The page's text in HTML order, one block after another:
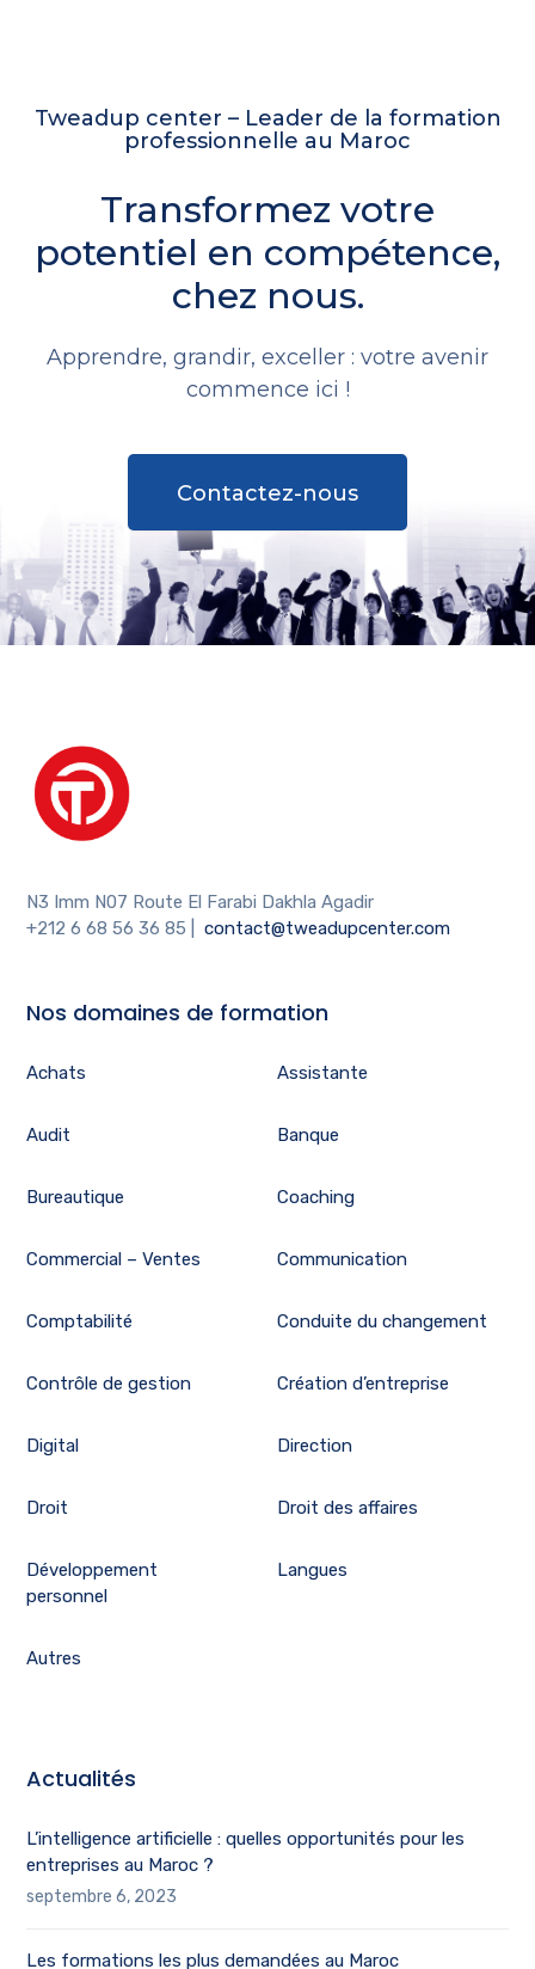
Tweadup center – Leader de la formation
professionnelle au Maroc
Transformez votre
potentiel en compétence,
chez nous.
Apprendre, grandir, exceller : votre avenir
commence ici !
Contactez-nous
N3 Imm N07 Route El Farabi Dakhla Agadir
+212 6 68 56 36 85
|contact@tweadupcenter.com
Nos domaines de formation
Achats Assistante
Audit Banque
Bureautique Coaching
Commercial – Ventes Communication
Comptabilité Conduite du changement
Contrôle de gestion Création d’entreprise
Digital Direction
Droit Droit des affaires
Développement
personnel
Langues
Autres
Actualités
L’intelligence artificielle : quelles opportunités pour les
entreprises au Maroc ?
septembre 6, 2023
Les formations les plus demandées au Maroc